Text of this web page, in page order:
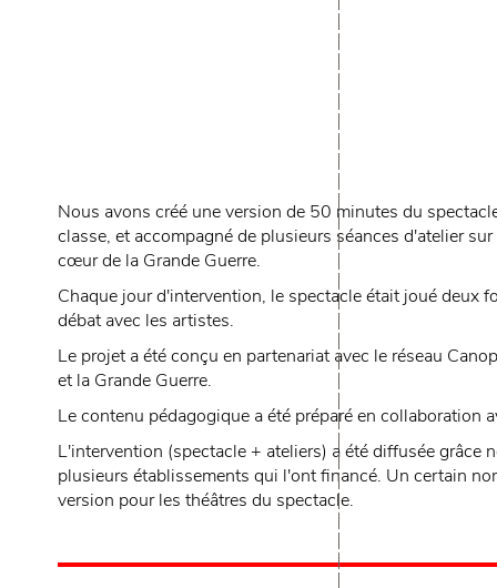
Nous avons créé une version de 50 minutes du
classe, et accompagné de plusieurs séances d'atelier
cœur de la Grande Guerre.
Chaque jour d'intervention, le spectacle était joué deux
débat avec les artistes.
Le projet a été conçu en partenariat avec le réseau
et la Grande Guerre.
Le contenu pédagogique a été préparé en collaboration
L'intervention (spectacle + ateliers) a été diffusée
plusieurs établissements qui l'ont financé. Un certain
version pour les théâtres du spectacle.